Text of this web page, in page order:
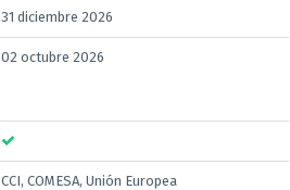
31 diciembre 2026
02 octubre 2026
CCI, COMESA, Unión Europea